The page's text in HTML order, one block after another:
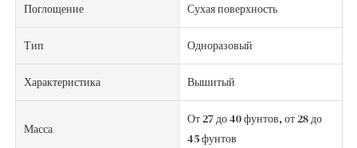
Поглощение Сухая поверхность
Тип Одноразовый
Характеристика Вышитый
Масса
От 27 до 40 фунтов, от 28 до
45 фунтов